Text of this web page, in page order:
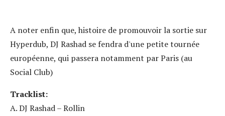
A noter enfin que, histoire de promouvoir la sortie sur
Hyperdub, DJ Rashad se fendra d'une petite tournée
européenne, qui passera notamment par Paris (au
Social Club)
Tracklist:
A. DJ Rashad – Rollin